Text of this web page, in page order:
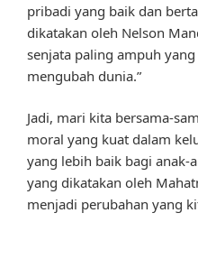
pribadi yang baik dan
dikatakan oleh Nelson
senjata paling ampuh
mengubah dunia.”
Jadi, mari kita bersama-
moral yang kuat dalam
yang lebih baik bagi anak-
yang dikatakan oleh
menjadi perubahan yang